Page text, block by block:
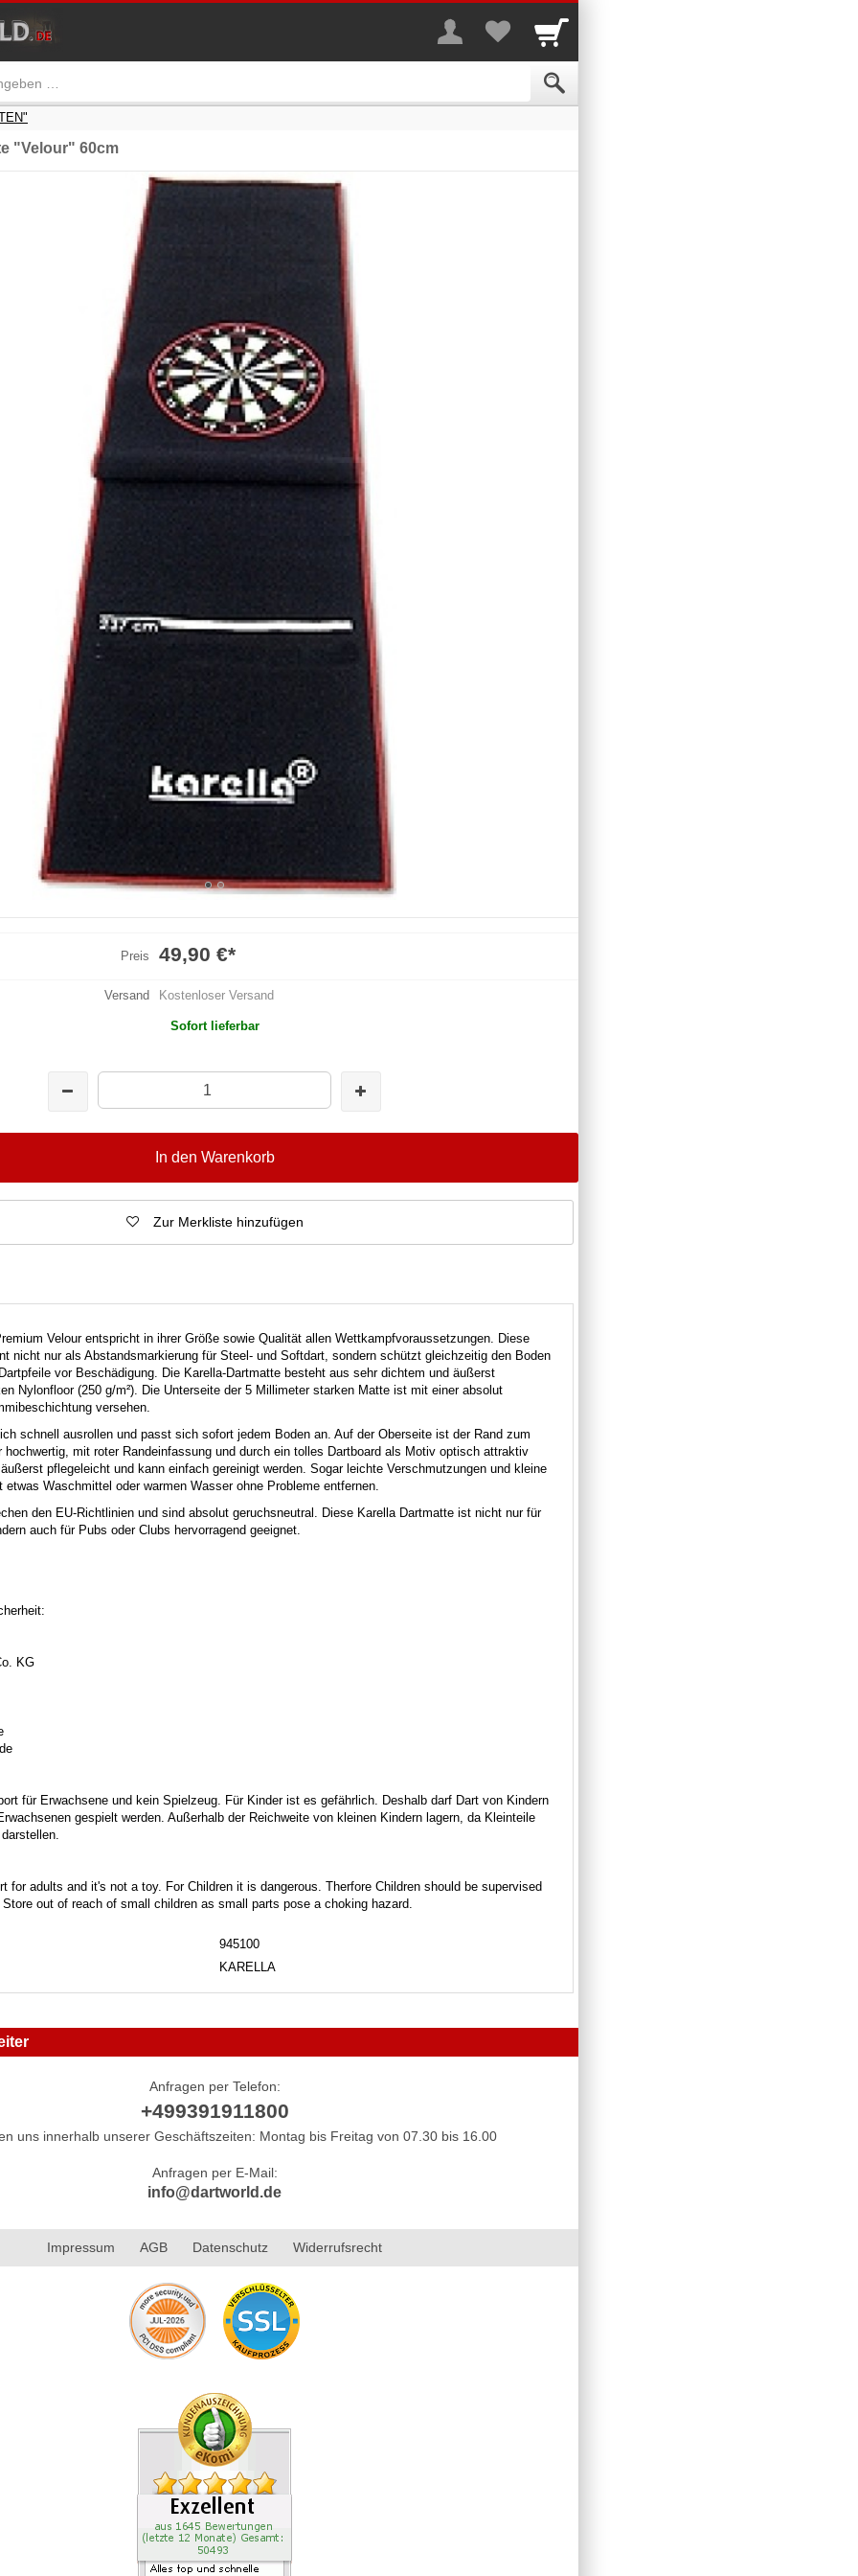
"Velour" 60cm
Preis 49,90 €*
Versand Kostenloser Versand
Sofort lieferbar
In den Warenkorb
Zur Merkliste hinzufügen
Velour entspricht in ihrer Größe sowie Qualität allen Wettkampfvoraussetzungen. Diese
nicht nur als Abstandsmarkierung für Steel- und Softdart, sondern schützt gleichzeitig den Boden
vor Beschädigung. Die Karella-Dartmatte besteht aus sehr dichtem und äußerst
Nylonfloor (250 g/m²). Die Unterseite der 5 Millimeter starken Matte ist mit einer absolut
versehen.
schnell ausrollen und passt sich sofort jedem Boden an. Auf der Oberseite ist der Rand zum
hochwertig, mit roter Randeinfassung und durch ein tolles Dartboard als Motiv optisch attraktiv
pflegeleicht und kann einfach gereinigt werden. Sogar leichte Verschmutzungen und kleine
Waschmittel oder warmen Wasser ohne Probleme entfernen.
den EU-Richtlinien und sind absolut geruchsneutral. Diese Karella Dartmatte ist nicht nur für
auch für Pubs oder Clubs hervorragend geeignet.
KG
für Erwachsene und kein Spielzeug. Für Kinder ist es gefährlich. Deshalb darf Dart von Kindern
gespielt werden. Außerhalb der Reichweite von kleinen Kindern lagern, da Kleinteile
for adults and it's not a toy. For Children it is dangerous. Therfore Children should be supervised
out of reach of small children as small parts pose a choking hazard.
945100
KARELLA
Anfragen per Telefon:
+499391911800
uns innerhalb unserer Geschäftszeiten: Montag bis Freitag von 07.30 bis 16.00
Anfragen per E-Mail:
info@dartworld.de
Impressum AGB Datenschutz Widerrufsrecht